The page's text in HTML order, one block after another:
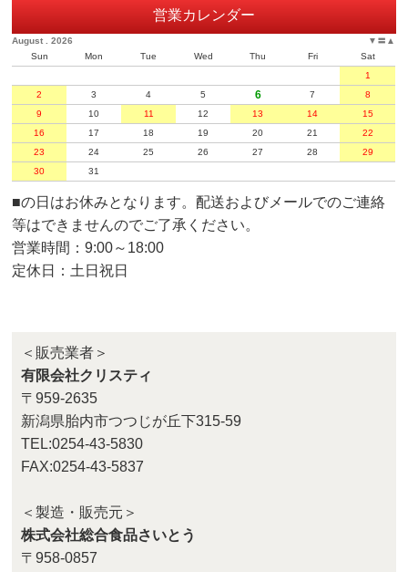
営業カレンダー
▲
〓
▼
August . 2026
Sun
Mon Tue Wed Thu Fri
Sat
1
2
3 4 5 6 7
8
9
10 11 12 13 14
15
16
17 18 19 20 21
22
23
24 25 26 27 28
29
30
31
■の日はお休みとなります。配送およびメールでのご連絡
等はできませんのでご了承ください。
営業時間：9:00～18:00
定休日：土日祝日
＜販売業者＞
有限会社クリスティ
〒959-2635
新潟県胎内市つつじが丘下315-59
TEL:0254-43-5830
FAX:0254-43-5837
＜製造・販売元＞
株式会社総合食品さいとう
〒958-0857